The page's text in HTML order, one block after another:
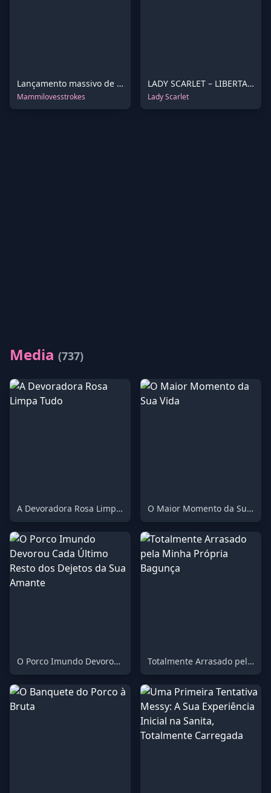
Lançamento massivo de ébano
Mammilovesstrokes
LADY SCARLET – LIBERTAÇÃO IMPLACÁVEL hd
Lady Scarlet
Media (737)
A Devoradora Rosa Limpa Tudo O Maior Momento da Sua Vida
O Porco Imundo Devorou Cada Último Resto dos Dejetos da Sua Amante Totalmente Arrasado pela Minha Própria Bagunça